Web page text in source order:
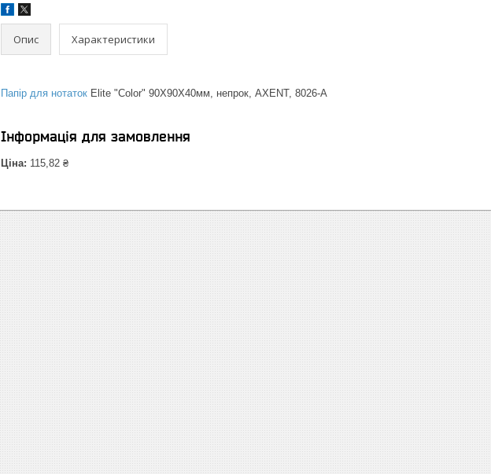
Опис Характеристики
Папір для нотаток Elite "Color" 90Х90Х40мм, непрок, AXENT, 8026-А
Інформація для замовлення
Ціна: 115,82 ₴